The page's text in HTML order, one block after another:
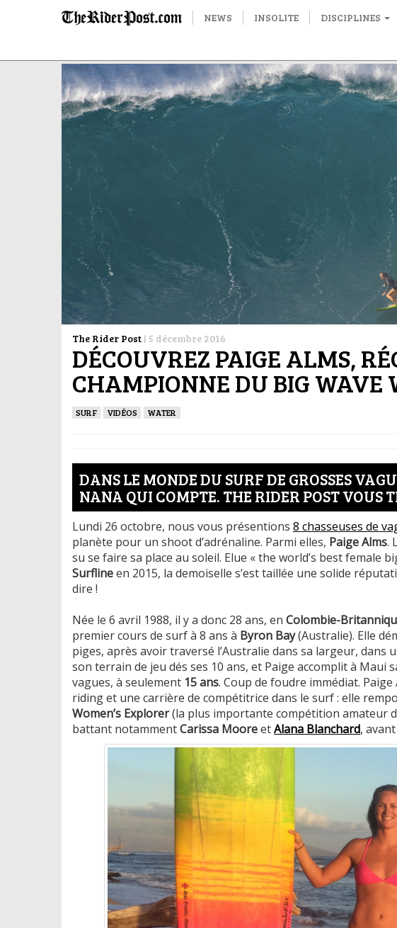
NEWS INSOLITE DISCIPLINES
The Rider Post | 5 décembre 2016
DÉCOUVREZ PAIGE ALMS,
CHAMPIONNE DU BIG WAVE
SURF VIDÉOS WATER
DANS LE MONDE DU SURF DE GROSSES
NANA QUI COMPTE. THE RIDER POST VOUS
Lundi 26 octobre, nous vous présentions 8 chasseuses de
planète pour un shoot d’adrénaline. Parmi elles, Paige Alms.
su se faire sa place au soleil. Elue « the world’s best female
Surflineen 2015, la demoiselle s’est taillée une solide
dire !
Née le 6 avril 1988, il y a donc 28 ans, en Colombie-
premier cours de surf à 8 ans à Byron Bay(Australie). Elle
piges, après avoir traversé l’Australie dans sa largeur, dans
son terrain de jeu dés ses 10 ans, et Paige accomplit à Maui
vagues, à seulement 15 ans. Coup de foudre immédiat.
riding et une carrière de compétitrice dans le surf : elle
Women’s Explorer(la plus importante compétition amateur
battant notammentCarissa MooreetAlana Blanchard,